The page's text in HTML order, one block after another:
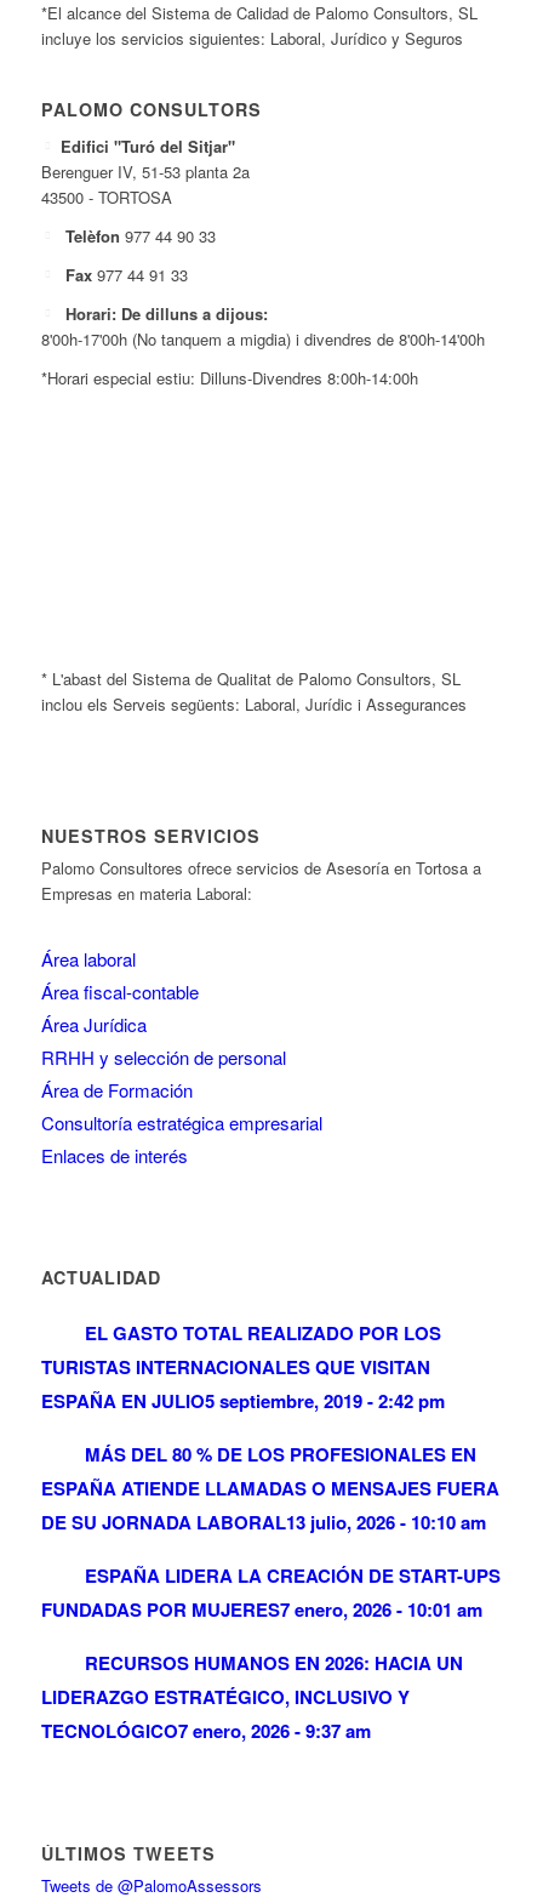
*El alcance del Sistema de Calidad de Palomo Consultors, SL
incluye los servicios siguientes: Laboral, Jurídico y Seguros
PALOMO CONSULTORS
Edifici "Turó del Sitjar"
Berenguer IV, 51-53 planta 2a
43500 - TORTOSA
Telèfon 977 44 90 33
Fax 977 44 91 33
Horari: De dilluns a dijous:
8'00h-17'00h (No tanquem a migdia) i divendres de 8'00h-14'00h
*Horari especial estiu: Dilluns-Divendres 8:00h-14:00h
* L'abast del Sistema de Qualitat de Palomo Consultors, SL
inclou els Serveis següents: Laboral, Jurídic i Assegurances
NUESTROS SERVICIOS
Palomo Consultores ofrece servicios de Asesoría en Tortosa a
Empresas en materia Laboral:
Área laboral
Área fiscal-contable
Área Jurídica
RRHH y selección de personal
Área de Formación
Consultoría estratégica empresarial
Enlaces de interés
ACTUALIDAD
EL GASTO TOTAL REALIZADO POR LOS
TURISTAS INTERNACIONALES QUE VISITAN
ESPAÑA EN JULIO5 septiembre, 2019 - 2:42 pm
MÁS DEL 80 % DE LOS PROFESIONALES EN
ESPAÑA ATIENDE LLAMADAS O MENSAJES FUERA
DE SU JORNADA LABORAL13 julio, 2026 - 10:10 am
ESPAÑA LIDERA LA CREACIÓN DE START-UPS
FUNDADAS POR MUJERES7 enero, 2026 - 10:01 am
RECURSOS HUMANOS EN 2026: HACIA UN
LIDERAZGO ESTRATÉGICO, INCLUSIVO Y
TECNOLÓGICO7 enero, 2026 - 9:37 am
ÚLTIMOS TWEETS
Tweets de @PalomoAssessors